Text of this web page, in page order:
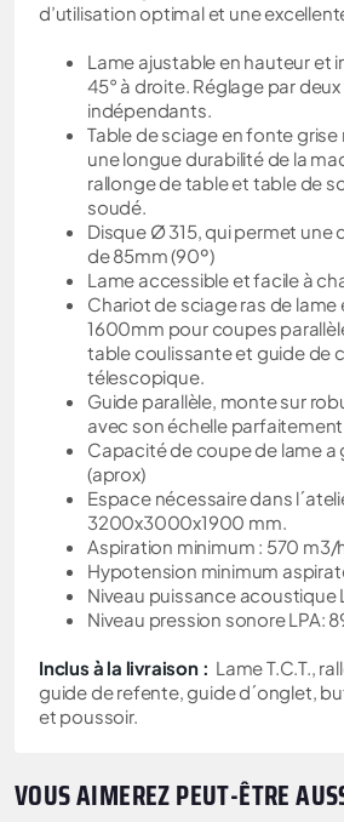
d’utilisation optimal et une
Lame ajustable en hauteur et
45° à droite. Réglage par
indépendants.
Table de sciage en fonte grise
une longue durabilité de la
rallonge de table et table de
soudé.
Disque Ø 315, qui permet
de 85mm (90º)
Lame accessible et facile à
Chariot de sciage ras de lame
1600mm pour coupes
table coulissante et guide de
télescopique.
Guide parallèle, monte sur
avec son échelle
Capacité de coupe de lame a
(aprox)
Espace nécessaire dans
3200x3000x1900 mm.
Aspiration minimum : 570 m3/
Hypotension minimum
Niveau puissance acoustique
Niveau pression sonore LPA:
Inclus à la livraison : Lame T.C.T.,
guide de refente, guide d´onglet,
et poussoir.
VOUS AIMEREZ PEUT-ÊTRE